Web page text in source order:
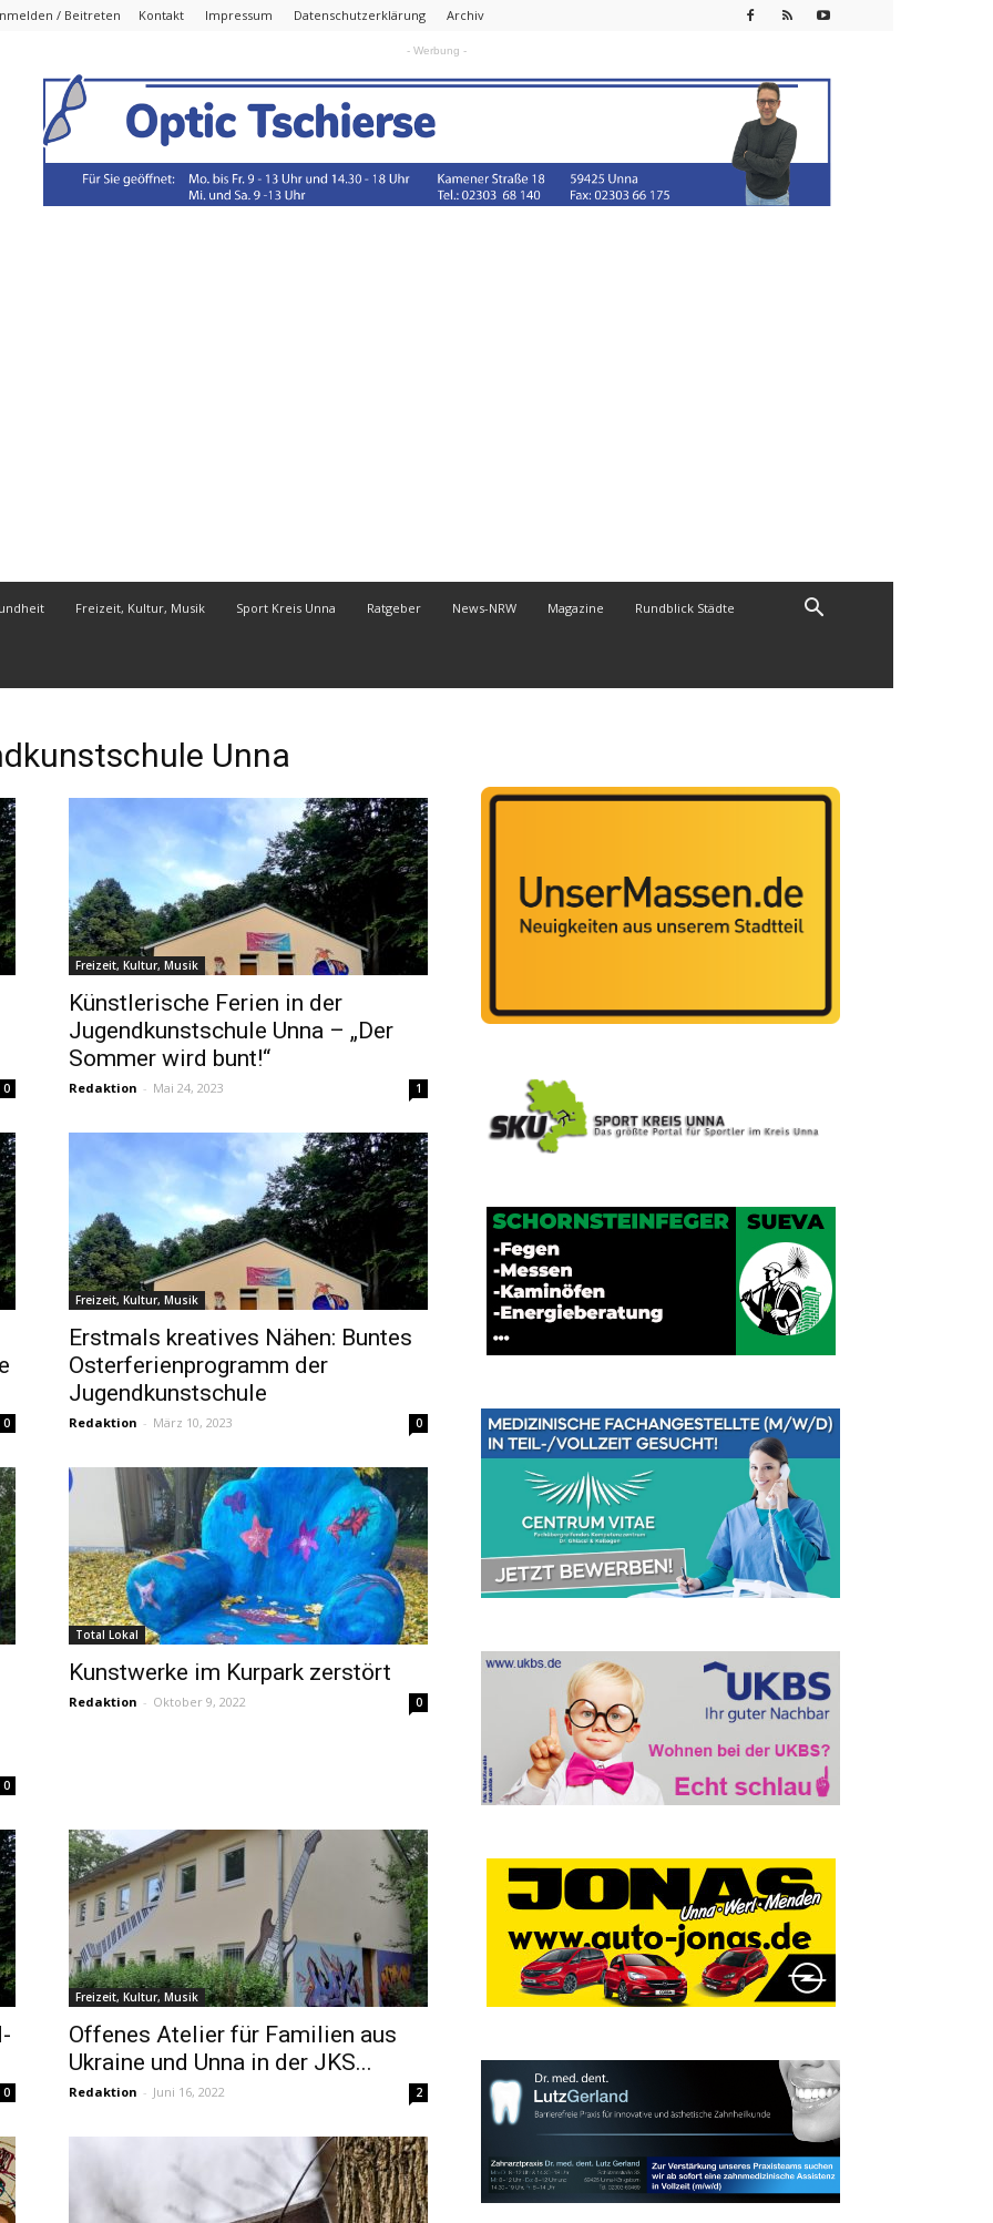
/ Beitreten Kontakt Impressum Datenschutzerklärung Archiv
- Werbung -
Freizeit, Kultur, Musik Sport Kreis Unna Ratgeber News-NRW Magazine Rundblick Städte
Unna
0
Freizeit, Kultur, Musik
Künstlerische Ferien in der
Jugendkunstschule Unna – „Der
Sommer wird bunt!“
Redaktion - Mai 24, 2023 1
0
Freizeit, Kultur, Musik
Erstmals kreatives Nähen: Buntes
Osterferienprogramm der
Jugendkunstschule
Redaktion - März 10, 2023 0
0
Total Lokal
Kunstwerke im Kurpark zerstört
Redaktion - Oktober 9, 2022 0
0
Freizeit, Kultur, Musik
Offenes Atelier für Familien aus
Ukraine und Unna in der JKS...
Redaktion - Juni 16, 2022 2